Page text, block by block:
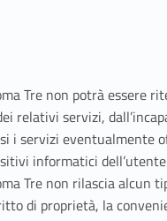
Tre non potrà essere
relativi servizi,
i servizi eventualmente
informatici
Tre non rilascia
di proprietà, la